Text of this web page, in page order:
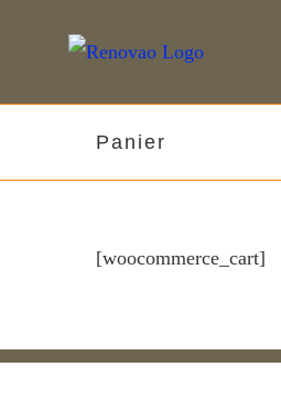
Panier
[woocommerce_cart]